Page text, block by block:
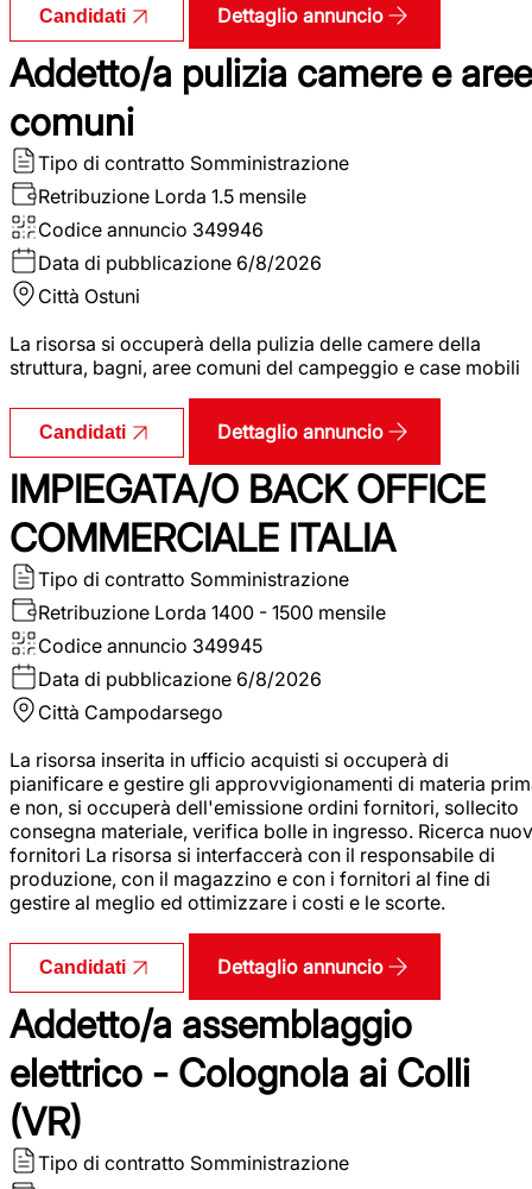
Candidati Dettaglio annuncio
Addetto/a pulizia camere e aree
comuni
Tipo di contratto Somministrazione
Retribuzione Lorda 1.5 mensile
Codice annuncio 349946
Data di pubblicazione 6/8/2026
Città Ostuni
La risorsa si occuperà della pulizia delle camere della
struttura, bagni, aree comuni del campeggio e case mobili
Candidati Dettaglio annuncio
IMPIEGATA/O BACK OFFICE
COMMERCIALE ITALIA
Tipo di contratto Somministrazione
Retribuzione Lorda 1400 - 1500 mensile
Codice annuncio 349945
Data di pubblicazione 6/8/2026
Città Campodarsego
La risorsa inserita in ufficio acquisti si occuperà di
pianificare e gestire gli approvvigionamenti di materia
e non, si occuperà dell'emissione ordini fornitori, sollecito
consegna materiale, verifica bolle in ingresso. Ricerca
fornitori La risorsa si interfaccerà con il responsabile di
produzione, con il magazzino e con i fornitori al fine di
gestire al meglio ed ottimizzare i costi e le scorte.
Candidati Dettaglio annuncio
Addetto/a assemblaggio
elettrico - Colognola ai Colli
(VR)
Tipo di contratto Somministrazione